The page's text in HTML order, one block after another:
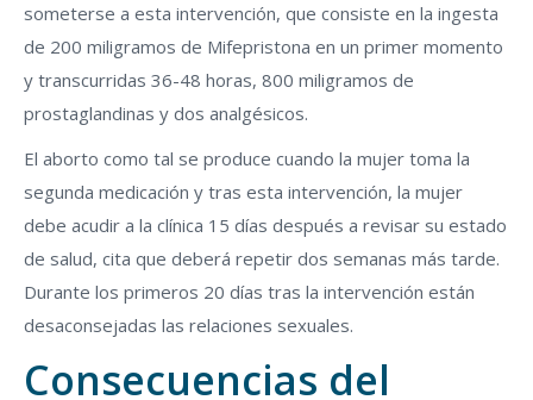
someterse a esta intervención, que consiste en la ingesta
de 200 miligramos de Mifepristona en un primer momento
y transcurridas 36-48 horas, 800 miligramos de
prostaglandinas y dos analgésicos.
El aborto como tal se produce cuando la mujer toma la
segunda medicación y tras esta intervención, la mujer
debe acudir a la clínica 15 días después a revisar su estado
de salud, cita que deberá repetir dos semanas más tarde.
Durante los primeros 20 días tras la intervención están
desaconsejadas las relaciones sexuales.
Consecuencias del